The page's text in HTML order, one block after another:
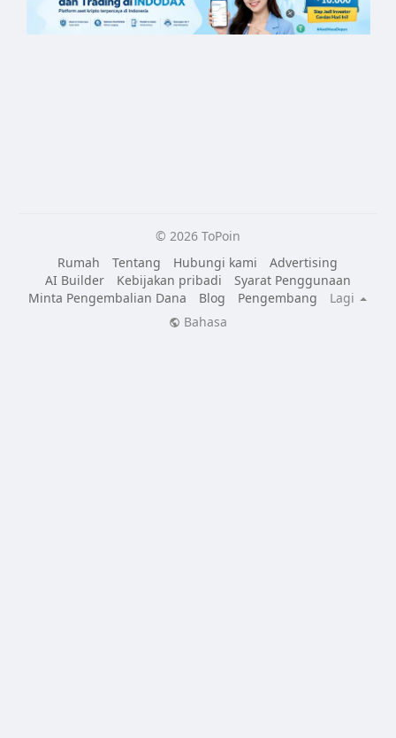
© 2026 ToPoin
Rumah
Tentang Hubungi kami
Advertising
AI Builder
Kebijakan pribadi
Syarat Penggunaan
Minta Pengembalian Dana
Blog Pengembang
Lagi
Bahasa